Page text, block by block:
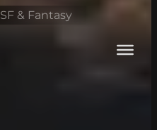
& Fantasy